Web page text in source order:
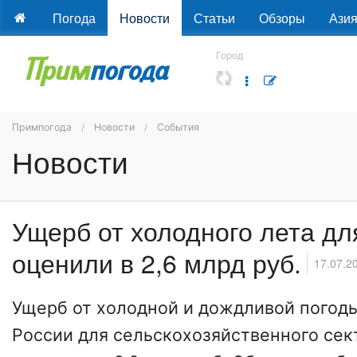
Погода Новости Статьи Обзоры Азия
Город
Примпогода Новости События
Новости
Ущерб от холодного лета
оценили в 2,6 млрд руб.
Ущерб от холодной и дождливой
России для сельскохозяйственного